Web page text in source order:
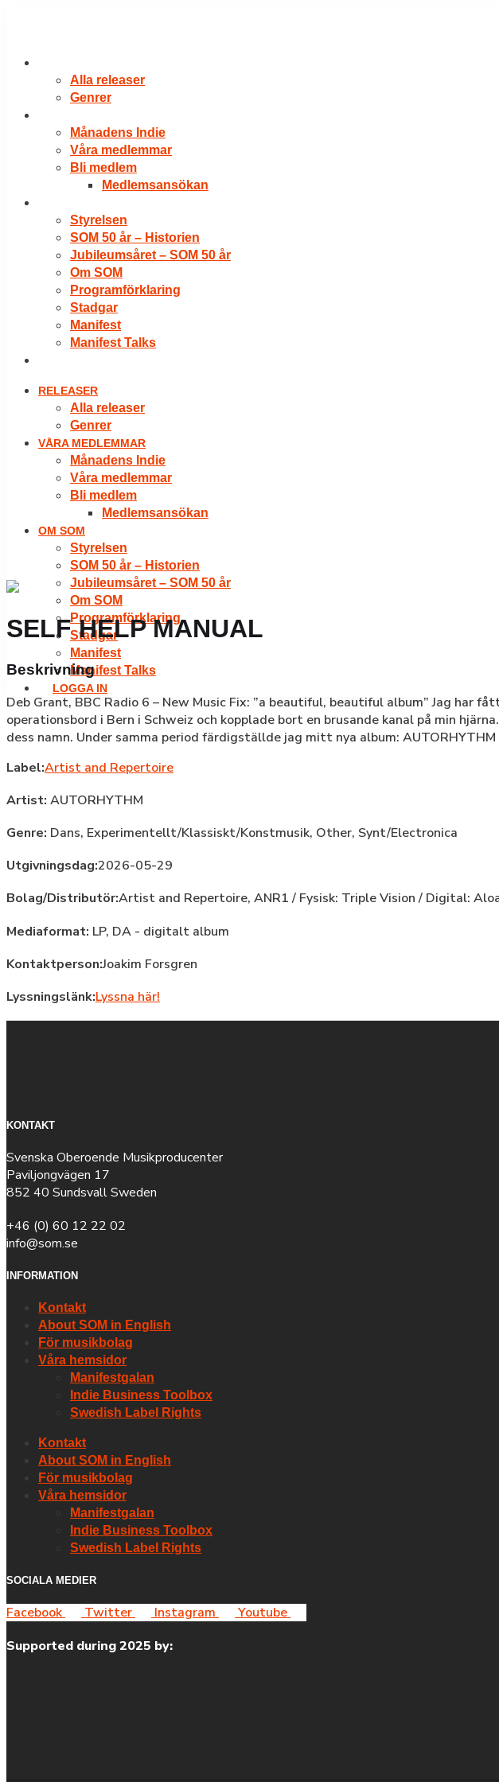
Alla releaser
Genrer
Månadens Indie
Våra medlemmar
Bli medlem
Medlemsansökan
Styrelsen
SOM 50 år – Historien
Jubileumsåret – SOM 50 år
Om SOM
Programförklaring
Stadgar
Manifest
Manifest Talks
RELEASER
Alla releaser
Genrer
VÅRA MEDLEMMAR
Månadens Indie
Våra medlemmar
Bli medlem
Medlemsansökan
OM SOM
Styrelsen
SOM 50 år – Historien
Jubileumsåret – SOM 50 år
Om SOM
Programförklaring
Stadgar
Manifest
Manifest Talks
LOGGA IN
SELF HELP MANUAL
Beskrivning
Deb Grant, BBC Radio 6 – New Music Fix: ”a beautiful, beautiful album” Jag
operationsbord i Bern i Schweiz och kopplade bort en brusande kanal på min
dess namn. Under samma period färdigställde jag mitt nya album: AUTORHYTHM
Label:Artist and Repertoire
Artist: AUTORHYTHM
Genre: Dans, Experimentellt/Klassiskt/Konstmusik, Other, Synt/Electronica
Utgivningsdag:2026-05-29
Bolag/Distributör:Artist and Repertoire, ANR1 / Fysisk: Triple Vision / Digital:
Mediaformat: LP, DA - digitalt album
Kontaktperson:Joakim Forsgren
Lyssningslänk:Lyssna här!
KONTAKT
Svenska Oberoende Musikproducenter
Paviljongvägen 17
852 40 Sundsvall Sweden
+46 (0) 60 12 22 02
info@som.se
INFORMATION
Kontakt
About SOM in English
För musikbolag
Våra hemsidor
Manifestgalan
Indie Business Toolbox
Swedish Label Rights
Kontakt
About SOM in English
För musikbolag
Våra hemsidor
Manifestgalan
Indie Business Toolbox
Swedish Label Rights
SOCIALA MEDIER
Facebook Twitter Instagram
Youtube
Supported during 2025 by: